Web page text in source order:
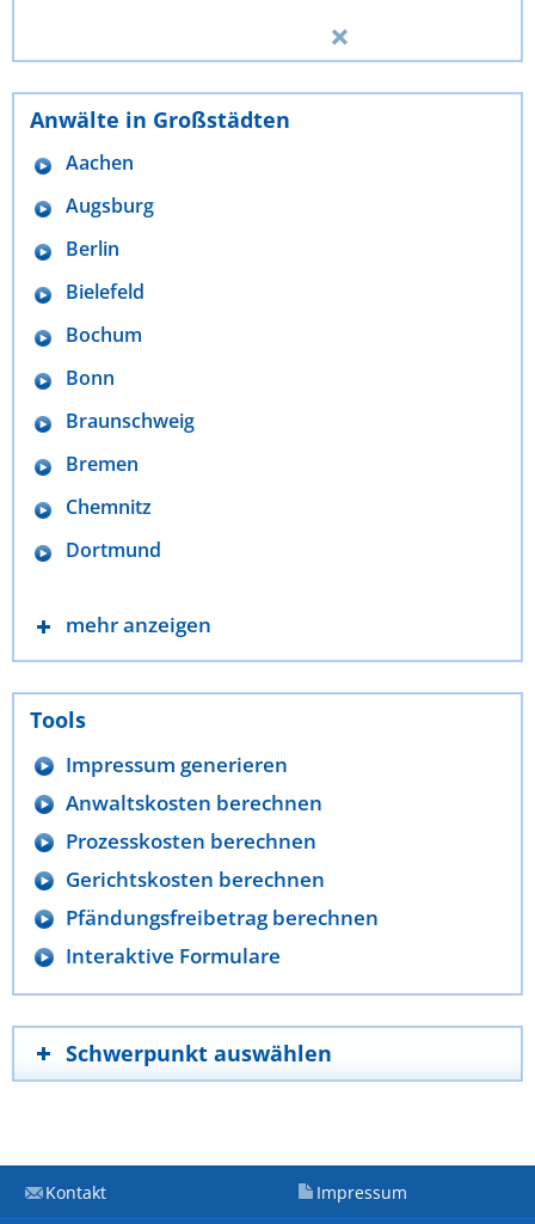
Anwälte in Großstädten
Aachen
Augsburg
Berlin
Bielefeld
Bochum
Bonn
Braunschweig
Bremen
Chemnitz
Dortmund
mehr anzeigen
Tools
Impressum generieren
Anwaltskosten berechnen
Prozesskosten berechnen
Gerichtskosten berechnen
Pfändungsfreibetrag berechnen
Interaktive Formulare
Schwerpunkt auswählen
Kontakt Impressum